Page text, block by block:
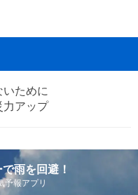
ために
力アップ
雨を回避！
報アプリ